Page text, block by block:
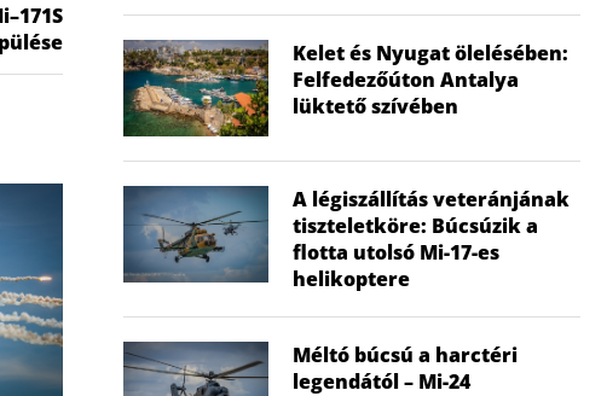
Kelet és Nyugat ölelésében:
Felfedezőúton Antalya
lüktető szívében
A légiszállítás veteránjának
tiszteletköre: Búcsúzik a
flotta utolsó Mi-17-es
helikoptere
Méltó búcsú a harctéri
legendától – Mi-24